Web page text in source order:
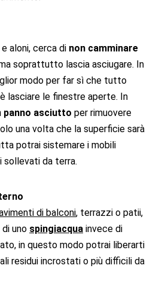
aloni, cerca di non camminare
soprattutto lascia asciugare. In
modo per far sì che tutto
lasciare le finestre aperte. In
panno asciutto per rimuovere
una volta che la superficie sarà
potrai sistemare i mobili
da terra.
di balconi, terrazzi o patii,
uno spingiacquainvece di
in questo modo potrai liberarti
residui incrostati o più difficili da